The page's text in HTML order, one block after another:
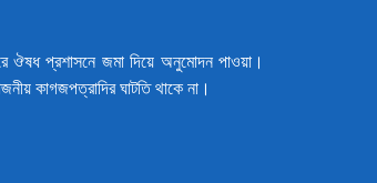
ঔষধ প্রশাসনে জমা দিয়ে অনুমোদন পাওয়া।
কাগজপত্রাদির ঘাটতি থাকে না।